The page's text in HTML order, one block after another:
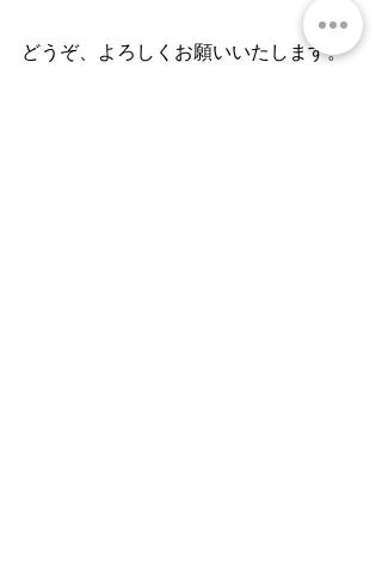
どうぞ、よろしくお願いいたします。